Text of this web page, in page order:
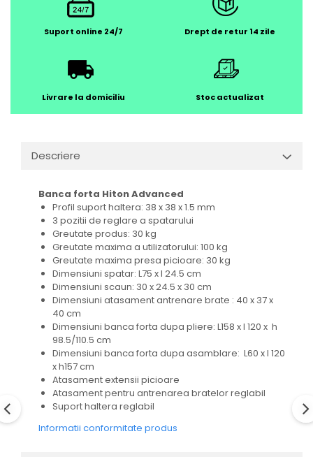
Suport online 24/7 Drept de retur 14 zile
Livrare la domiciliu Stoc actualizat
Descriere
Banca forta Hiton Advanced
Profil suport haltera: 38 x 38 x 1.5 mm
3 pozitii de reglare a spatarului
Greutate produs: 30 kg
Greutate maxima a utilizatorului: 100 kg
Greutate maxima presa picioare: 30 kg
Dimensiuni spatar: L75 x l 24.5 cm
Dimensiuni scaun: 30 x 24.5 x 30 cm
Dimensiuni atasament antrenare brate : 40 x 37 x
40 cm
Dimensiuni banca forta dupa pliere: L158 x l 120 x h
98.5/110.5 cm
Dimensiuni banca forta dupa asamblare: L60 x l 120
x h157 cm
Atasament extensii picioare
Atasament pentru antrenarea bratelor reglabil
Suport haltera reglabil
Informatii conformitate produs